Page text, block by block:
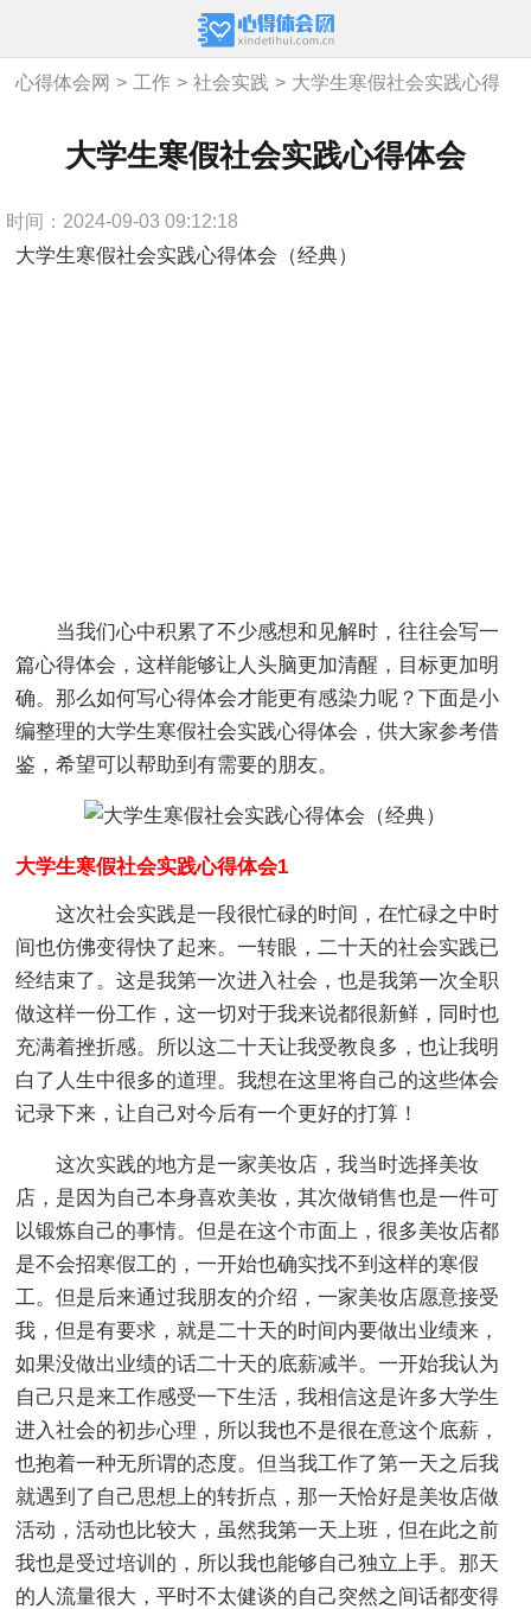
心得体会网 > 工作 > 社会实践 > 大学生寒假社会实践心得
大学生寒假社会实践心得体会
时间：2024-09-03 09:12:18
大学生寒假社会实践心得体会（经典）
当我们心中积累了不少感想和见解时，往往会写一
篇心得体会，这样能够让人头脑更加清醒，目标更加明
确。那么如何写心得体会才能更有感染力呢？下面是小
编整理的大学生寒假社会实践心得体会，供大家参考借
鉴，希望可以帮助到有需要的朋友。
大学生寒假社会实践心得体会1
这次社会实践是一段很忙碌的时间，在忙碌之中时
间也仿佛变得快了起来。一转眼，二十天的社会实践已
经结束了。这是我第一次进入社会，也是我第一次全职
做这样一份工作，这一切对于我来说都很新鲜，同时也
充满着挫折感。所以这二十天让我受教良多，也让我明
白了人生中很多的道理。我想在这里将自己的这些体会
记录下来，让自己对今后有一个更好的打算！
这次实践的地方是一家美妆店，我当时选择美妆
店，是因为自己本身喜欢美妆，其次做销售也是一件可
以锻炼自己的事情。但是在这个市面上，很多美妆店都
是不会招寒假工的，一开始也确实找不到这样的寒假
工。但是后来通过我朋友的介绍，一家美妆店愿意接受
我，但是有要求，就是二十天的时间内要做出业绩来，
如果没做出业绩的话二十天的底薪减半。一开始我认为
自己只是来工作感受一下生活，我相信这是许多大学生
进入社会的初步心理，所以我也不是很在意这个底薪，
也抱着一种无所谓的态度。但当我工作了第一天之后我
就遇到了自己思想上的转折点，那一天恰好是美妆店做
活动，活动也比较大，虽然我第一天上班，但在此之前
我也是受过培训的，所以我也能够自己独立上手。那天
的人流量很大，平时不太健谈的自己突然之间话都变得